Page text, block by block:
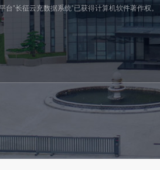
"长征云充数据系统"已获得计算机软件著作权。